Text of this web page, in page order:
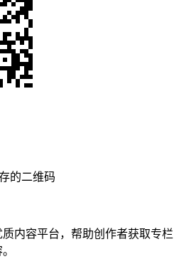
的二维码
内容平台，帮助创作者获取专栏